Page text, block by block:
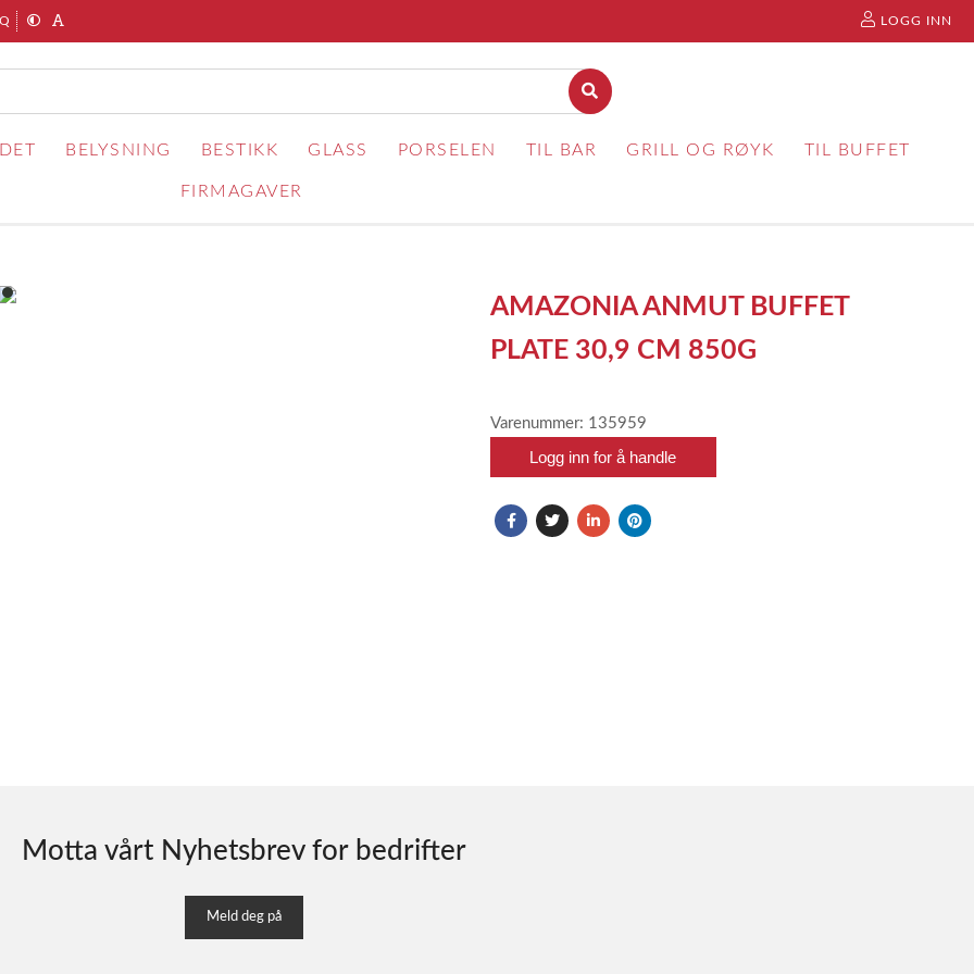
LOGG INN
BELYSNING BESTIKK GLASS PORSELEN TIL BAR GRILL OG RØYK TIL BUFFET
FIRMAGAVER
item
AMAZONIA ANMUT BUFFET
PLATE 30,9 CM 850G
Varenummer: 135959
Logg inn for å handle
Motta vårt Nyhetsbrev for bedrifter
Meld deg på